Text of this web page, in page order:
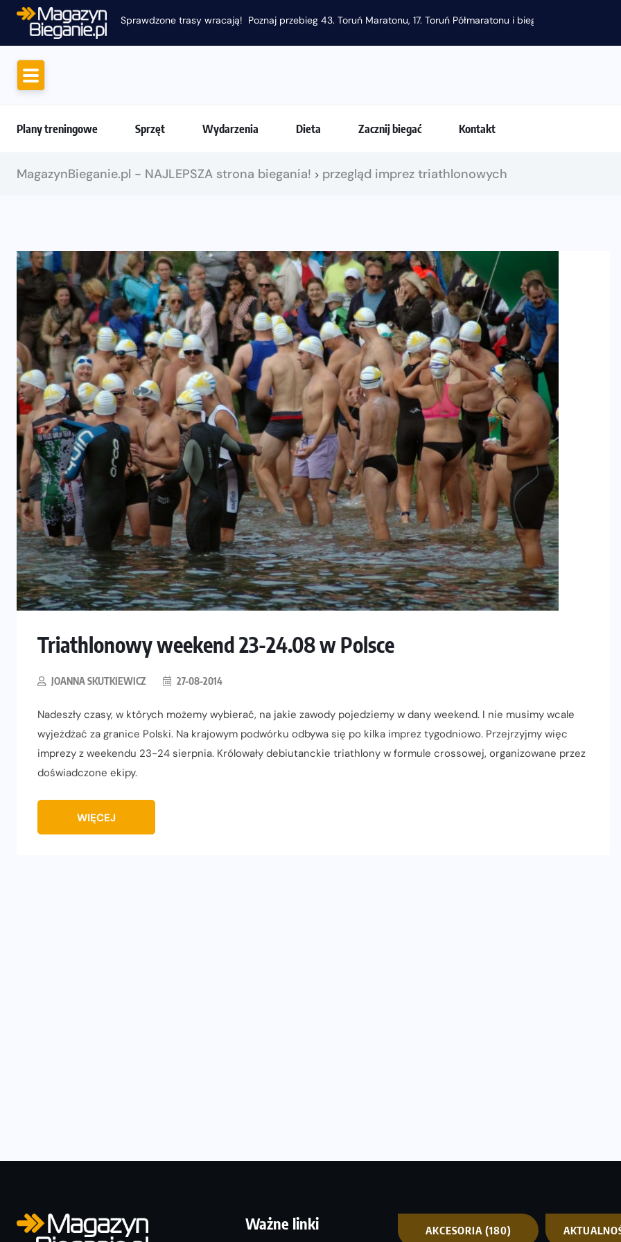
Sprawdzone trasy wracają! Poznaj przebieg 43. Toruń Maratonu, 17. Toruń Półmaratonu i biegu na 5 km
Plany treningowe Sprzęt Wydarzenia Dieta Zacznij biegać Kontakt
MagazynBieganie.pl - NAJLEPSZA strona biegania! > przegląd imprez triathlonowych
Triathlonowy weekend 23-24.08 w Polsce
JOANNA SKUTKIEWICZ 27-08-2014
Nadeszły czasy, w których możemy wybierać, na jakie zawody pojedziemy w dany weekend. I nie musimy wcale
wyjeżdżać za granice Polski. Na krajowym podwórku odbywa się po kilka imprez tygodniowo. Przejrzyjmy więc
imprezy z weekendu 23-24 sierpnia. Królowały debiutanckie triathlony w formule crossowej, organizowane przez
doświadczone ekipy.
WIĘCEJ
Ważne linki AKCESORIA (180)